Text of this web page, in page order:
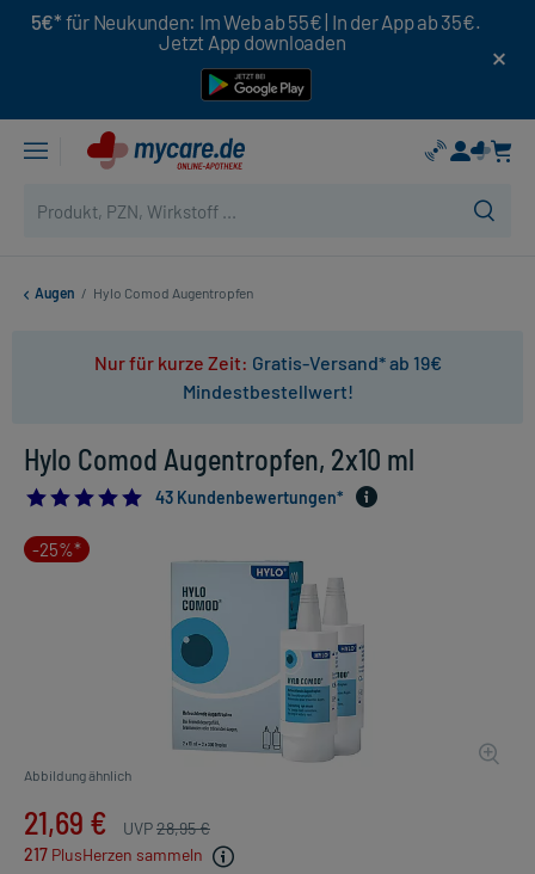
5€* für Neukunden: Im Web ab 55€ | In der App ab 35€.
Jetzt App downloaden
Augen / Hylo Comod Augentropfen
Nur für kurze Zeit: Gratis-Versand* ab 19€
Mindestbestellwert!
Hylo Comod Augentropfen, 2x10 ml
4.790697674418604
43 Kundenbewertungen*
-25%*
Abbildung ähnlich
21,69 € UVP28,95 €
217 PlusHerzen sammeln